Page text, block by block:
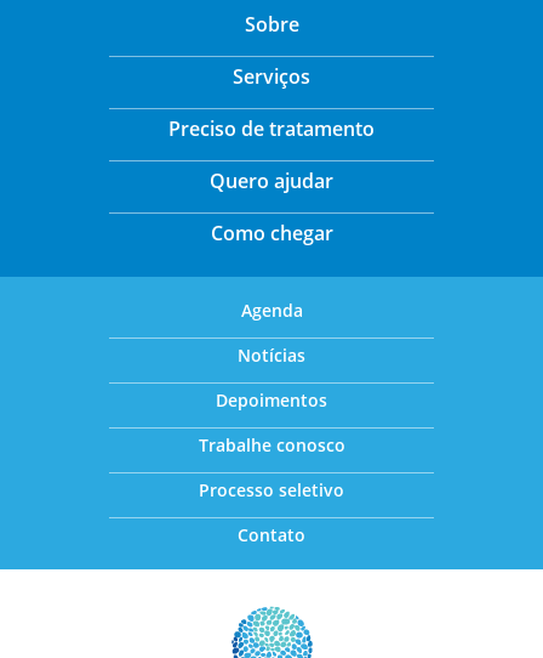
Sobre
Serviços
Preciso de tratamento
Quero ajudar
Como chegar
Agenda
Notícias
Depoimentos
Trabalhe conosco
Processo seletivo
Contato